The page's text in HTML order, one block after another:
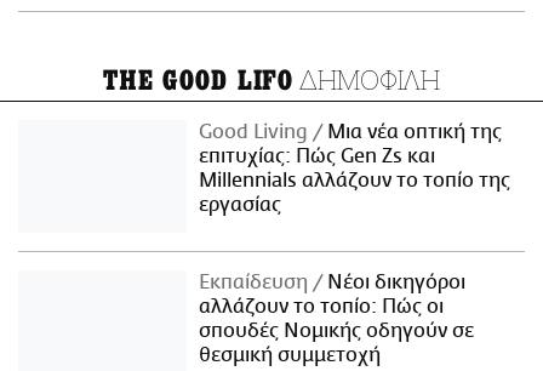
THE GOOD LIFO ΔΗΜΟΦΙΛΗ
Good Living
Μια νέα οπτική της
επιτυχίας: Πώς Gen Zs και
Millennials αλλάζουν το τοπίο της
εργασίας
Εκπαίδευση
Νέοι δικηγόροι
αλλάζουν το τοπίο: Πώς οι
σπουδές Νομικής οδηγούν σε
θεσμική συμμετοχή